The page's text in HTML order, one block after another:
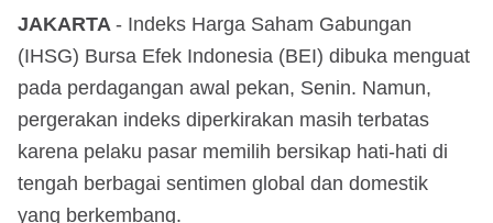
JAKARTA - Indeks Harga Saham Gabungan
(IHSG) Bursa Efek Indonesia (BEI) dibuka menguat
pada perdagangan awal pekan, Senin. Namun,
pergerakan indeks diperkirakan masih terbatas
karena pelaku pasar memilih bersikap hati-hati di
tengah berbagai sentimen global dan domestik
yang berkembang.